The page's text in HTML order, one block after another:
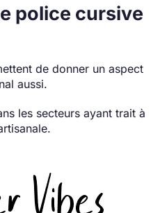
police cursive
de donner un aspect
aussi.
les secteurs ayant trait à